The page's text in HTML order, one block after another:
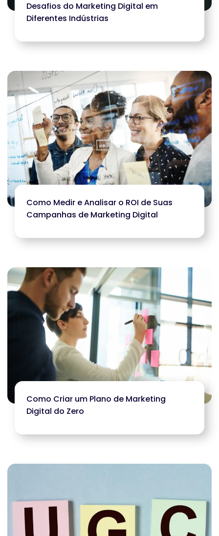
Desafios do Marketing Digital em
Diferentes Indústrias
Como Medir e Analisar o ROI de Suas
Campanhas de Marketing Digital
Como Criar um Plano de Marketing
Digital do Zero